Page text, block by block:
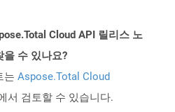
Cloud API 릴리스 노
을 수 있나요?
는 Aspose.Total Cloud
서 검토할 수 있습니다.